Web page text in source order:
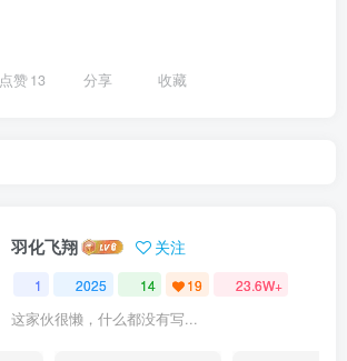
点赞13 分享 收藏
羽化飞翔 关注
1 2025 14 19 23.6W+
这家伙很懒，什么都没有写...